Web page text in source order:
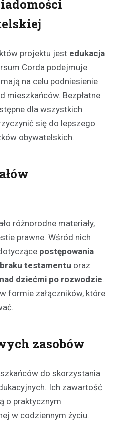
projektu jest edukacja
Corda podejmuje
na celu podniesienie
mieszkańców. Bezpłatne
dla wszystkich
się do lepszego
obywatelskich.
różnorodne materiały,
prawne. Wśród nich
postępowania
testamentu oraz
dziećmi po rozwodzie.
formie załączników, które
zasobów
do skorzystania
Ich zawartość
o praktycznym
w codziennym życiu.